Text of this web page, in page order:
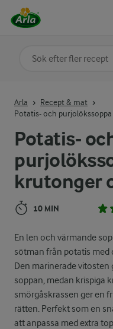
Potatis-
krutonger
10 MIN
En len och värmande
sötman från potatis
Den marinerade
soppan, medan krispiga
smörgåskrassen ger en
rätten. Perfekt som en
att anpassa med extra
Arla
Recept & mat
Potatis- och
Sök på kategori eller